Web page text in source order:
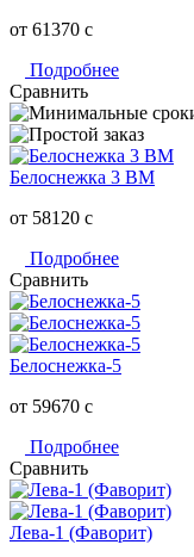
от 61370 c
Подробнее
Сравнить
Белоснежка 3 ВМ
от 58120 c
Подробнее
Сравнить
Белоснежка-5
от 59670 c
Подробнее
Сравнить
Лева-1 (Фаворит)